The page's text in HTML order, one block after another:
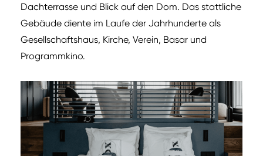
Dachterrasse und Blick auf den Dom. Das stattliche
Gebäude diente im Laufe der Jahrhunderte als
Gesellschaftshaus, Kirche, Verein, Basar und
Programmkino.